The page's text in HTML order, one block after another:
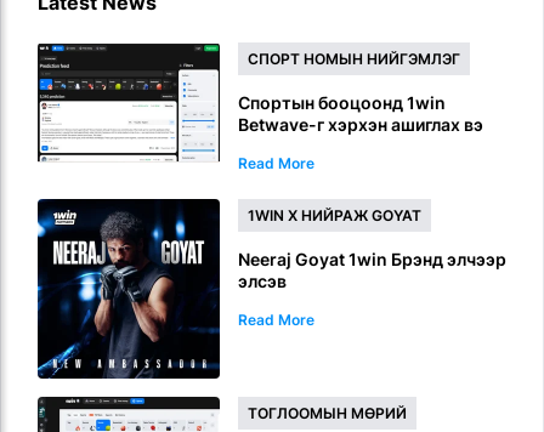
СПОРТ НОМЫН НИЙГЭМЛЭГ
Спортын бооцоонд 1win
Betwave-г хэрхэн ашиглах вэ
Read More
1WIN X НИЙРАЖ GOYAT
Neeraj Goyat 1win Брэнд элчээр
элсэв
Read More
ТОГЛООМЫН МӨРИЙ